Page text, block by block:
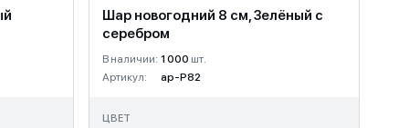
Шар новогодний 8 см, Зелёный с
серебром
В наличии: 1 000 шт.
Артикул:
ap-P82
ЦВЕТ